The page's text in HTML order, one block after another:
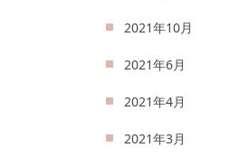
2021年10月
2021年6月
2021年4月
2021年3月